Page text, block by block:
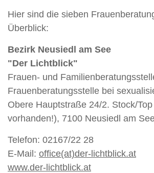
Hier sind die sieben
Überblick:
Bezirk Neusiedl am See
"Der Lichtblick"
Frauen- und
Frauenberatungsstelle bei
Obere Hauptstraße 24/2. Stock/
vorhanden!), 7100 Neusiedl am
Telefon: 02167/22 28
E-Mail: office(at)der-lichtblick.at
www.der-lichtblick.at